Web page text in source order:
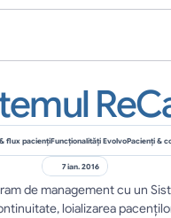
flux paciențiFuncționalități EvolvoPacienți &
7 ian. 2016
de management cu un
loializarea